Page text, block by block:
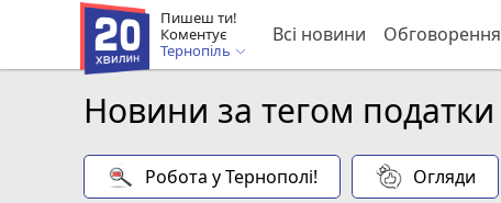
Пишеш ти!
Коментує
Тернопіль
Всі новини Обговорення
Новини за тегом податки
Робота у Тернополі! Огляди